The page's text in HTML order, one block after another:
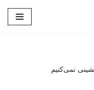
نمی‌کنیم